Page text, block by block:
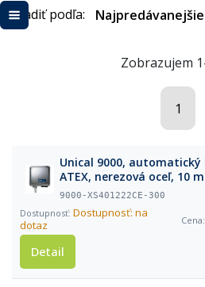
Radiť podľa: Najpredávanejšie
Zobrazujem
1
Unical 9000,
ATEX, nerezová oceľ, 10
vrátane dávkovacích
ochranné skrine
9000-XS401222CE-300
Dostupnosť: na
dotaz
Detail